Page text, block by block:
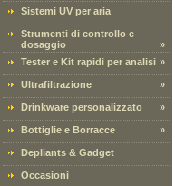
Sistemi UV per aria
Strumenti di controllo e
dosaggio
»
Tester e Kit rapidi per analisi »
Ultrafiltrazione »
Drinkware personalizzato »
Bottiglie e Borracce »
Depliants & Gadget
Occasioni